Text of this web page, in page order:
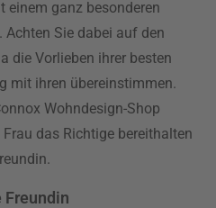
einem ganz besonderen
Achten Sie dabei auf den
die Vorlieben ihrer besten
mit ihren übereinstimmen.
Wohndesign-Shop
das Richtige bereithalten
Freundin